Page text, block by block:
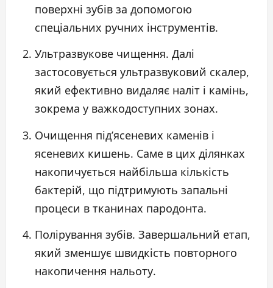
поверхні зубів за допомогою
спеціальних ручних інструментів.
Ультразвукове чищення. Далі
застосовується ультразвуковий скалер,
який ефективно видаляє наліт і камінь,
зокрема у важкодоступних зонах.
Очищення під’ясеневих каменів і
ясеневих кишень. Саме в цих ділянках
накопичується найбільша кількість
бактерій, що підтримують запальні
процеси в тканинах пародонта.
Полірування зубів. Завершальний етап,
який зменшує швидкість повторного
накопичення нальоту.